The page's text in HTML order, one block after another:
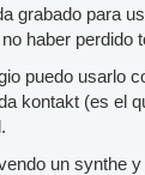
grabado para
haber perdido
puedo usarlo
kontakt (es el
un synthe y